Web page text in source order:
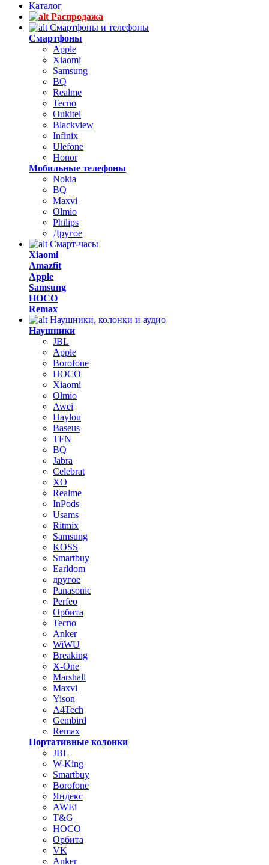
Каталог
Распродажа
Смартфоны и телефоны
Смартфоны
Apple
Xiaomi
Samsung
BQ
Realme
Tecno
Oukitel
Blackview
Infinix
Ulefone
Honor
Мобильные телефоны
Nokia
BQ
Maxvi
Olmio
Philips
Другое
Смарт-часы
Xiaomi
Amazfit
Apple
Samsung
HOCO
Remax
Наушники, колонки и аудио
Наушники
JBL
Apple
Borofone
HOCO
Xiaomi
Olmio
Awei
Haylou
Baseus
TFN
BQ
Jabra
Celebrat
XO
Realme
InPods
Usams
Ritmix
Samsung
KOSS
Smartbuy
Earldom
другое
Panasonic
Perfeo
Орбита
Tecno
Anker
WiWU
Breaking
X-One
Marshall
Maxvi
Yison
A4Tech
Gembird
Remax
Портативные колонки
JBL
W-King
Smartbuy
Borofone
Яндекс
AWEi
T&G
HOCO
Орбита
VK
Anker